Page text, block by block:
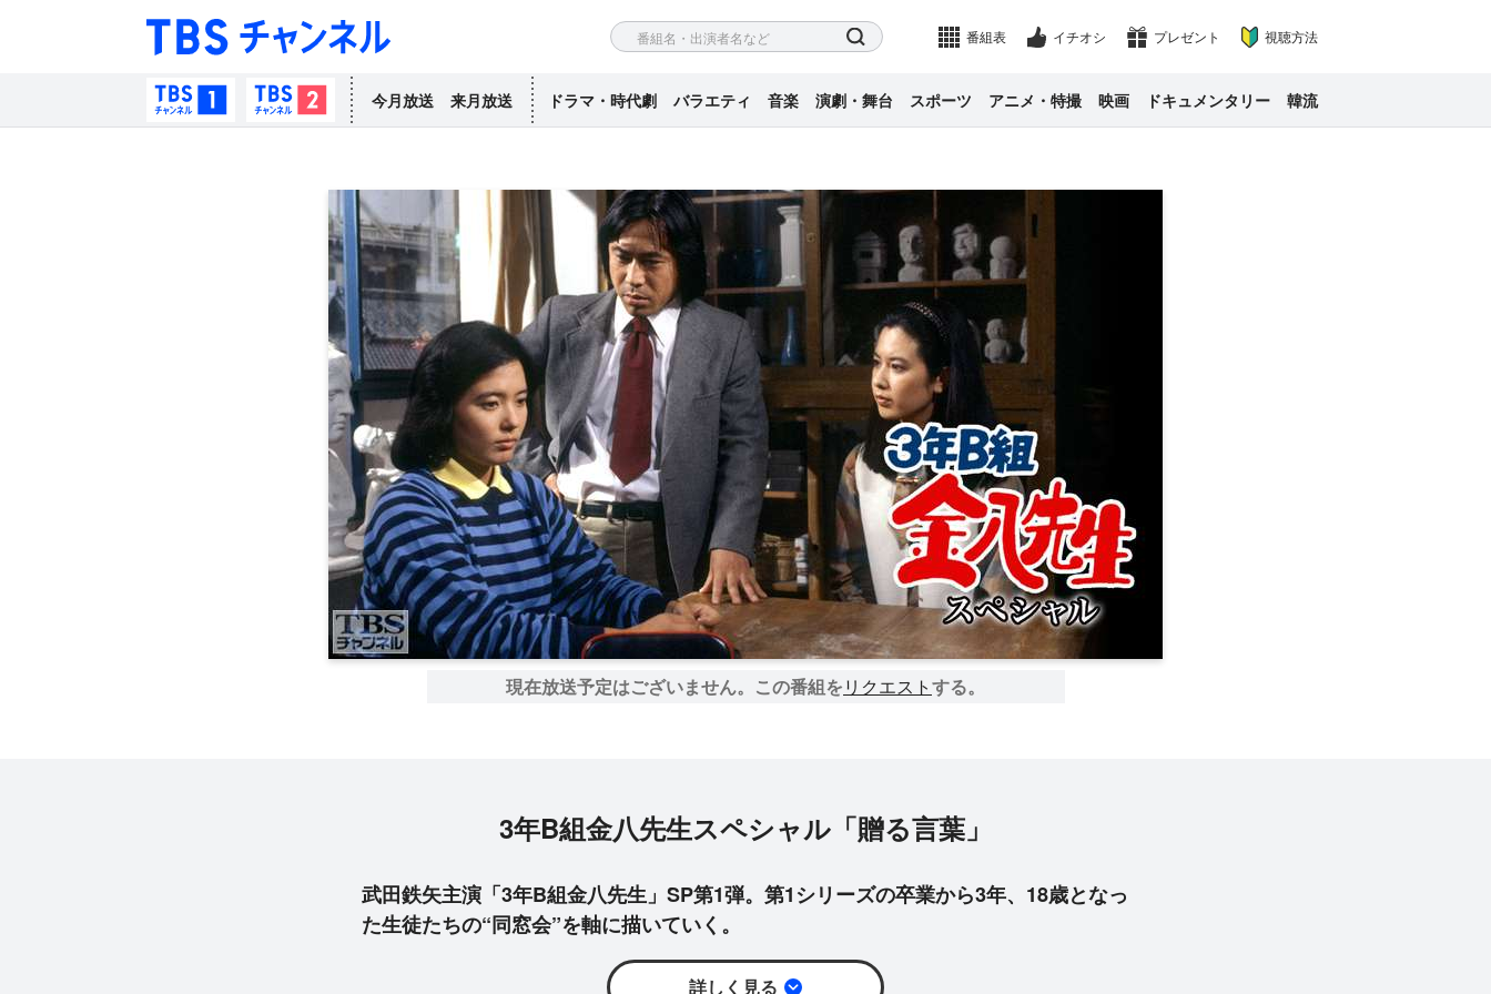
検索 番組表 イチオシ プレゼント 視聴方法
TBSチャンネル1TBSチャンネル2
今月放送 来月放送 ドラマ・時代劇 バラエティ 音楽 演劇・舞台 スポーツ アニメ・特撮 映画 ドキュメンタリー 韓流
現在放送予定はございません。 この番組をリクエストする。
3年B組金八先生スペシャル「贈る言葉」
武田鉄矢主演「3年B組金八先生」SP第1弾。第1シリーズの卒業から3年、18歳となっ
た生徒たちの“同窓会”を軸に描いていく。
詳しく見る